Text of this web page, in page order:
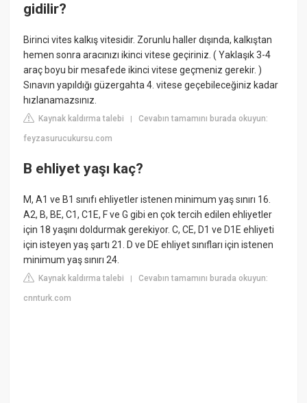
gidilir?
Birinci vites kalkış vitesidir. Zorunlu haller dışında, kalkıştan
hemen sonra aracınızı ikinci vitese geçiriniz. ( Yaklaşık 3-4
araç boyu bir mesafede ikinci vitese geçmeniz gerekir. )
Sınavın yapıldığı güzergahta 4. vitese geçebileceğiniz kadar
hızlanamazsınız.
Kaynak kaldırma talebi |Cevabın tamamını burada okuyun:
feyzasurucukursu.com
B ehliyet yaşı kaç?
M, A1 ve B1 sınıfı ehliyetler istenen minimum yaş sınırı 16.
A2, B, BE, C1, C1E, F ve G gibi en çok tercih edilen ehliyetler
için 18 yaşını doldurmak gerekiyor. C, CE, D1 ve D1E ehliyeti
için isteyen yaş şartı 21. D ve DE ehliyet sınıfları için istenen
minimum yaş sınırı 24.
Kaynak kaldırma talebi |Cevabın tamamını burada okuyun:
cnnturk.com